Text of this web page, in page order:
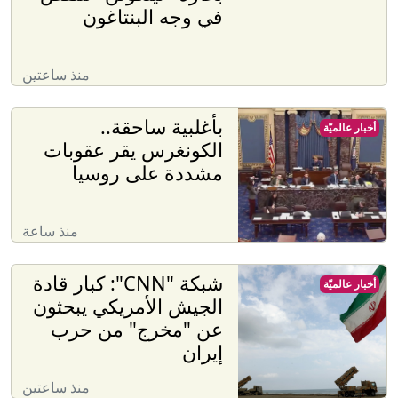
في وجه البنتاغون
منذ ساعتين
بأغلبية ساحقة..
الكونغرس يقر عقوبات
مشددة على روسيا
منذ ساعة
أخبار عالميّة
شبكة "CNN": كبار قادة
الجيش الأمريكي يبحثون
عن "مخرج" من حرب
إيران
منذ ساعتين
أخبار عالميّة